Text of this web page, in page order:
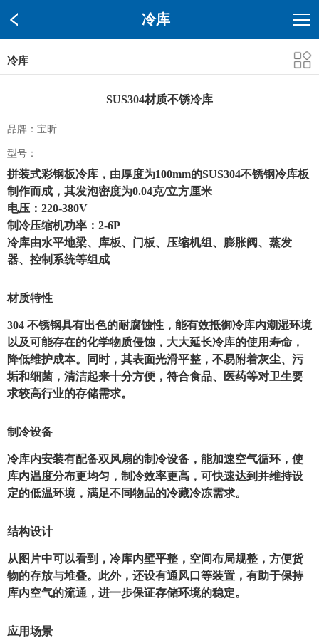
冷库
冷库
SUS304材质不锈冷库
品牌：宝昕
型号：
拼装式彩钢板冷库，由厚度为100mm的SUS304不锈钢冷库板
制作而成，其发泡密度为0.04克/立方厘米
电压：220-380V
制冷压缩机功率：2-6P
冷库由水平地梁、库板、门板、压缩机组、膨胀阀、蒸发
器、控制系统等组成
材质特性
304 不锈钢具有出色的耐腐蚀性，能有效抵御冷库内潮湿环境
以及可能存在的化学物质侵蚀，大大延长冷库的使用寿命，
降低维护成本。同时，其表面光滑平整，不易附着灰尘、污
垢和细菌，清洁起来十分方便，符合食品、医药等对卫生要
求较高行业的存储需求。
制冷设备
冷库内安装有配备双风扇的制冷设备，能加速空气循环，使
库内温度分布更均匀，制冷效率更高，可快速达到并维持设
定的低温环境，满足不同物品的冷藏冷冻需求。
结构设计
从图片中可以看到，冷库内壁平整，空间布局规整，方便货
物的存放与堆叠。此外，还设有通风口等装置，有助于保持
库内空气的流通，进一步保证存储环境的稳定。
应用场景